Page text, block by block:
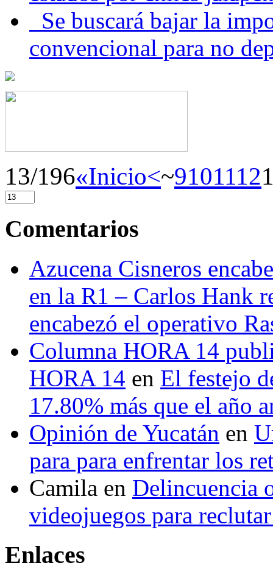
Se buscará bajar la
convencional para no
13/196«Inicio<~9101112
Comentarios
Azucena Cisneros
en la R1 – Carlos Hank
encabezó el operativo
Columna HORA 14
HORA 14 en El festejo
17.80% más que el año
Opinión de Yucatán en
para para enfrentar los
Camila en Delincuencia
videojuegos para
Enlaces